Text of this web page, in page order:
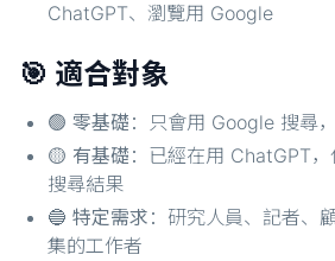
ChatGPT、瀏覽用 Google
🎯 適合對象
🟢 零基礎 ：只會用 Google 搜尋
🟡 有基礎 ：已經在用 ChatGPT
搜尋結果
🔵 特定需求 ：研究人員、記者、
集的工作者